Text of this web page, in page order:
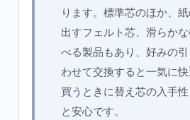
ります。標準芯のほか、
出すフェルト芯、滑らか
べる製品もあり、好みの
わせて交換すると一気に快
買うときに替え芯の入手
と安心です。